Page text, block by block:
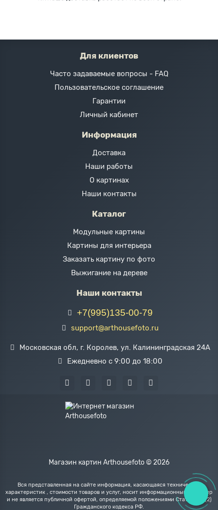
Для клиентов
Часто задаваемые вопросы - FAQ
Пользовательское соглашение
Гарантии
Личный кабинет
Информация
Доставка
Наши работы
О картинах
Наши контакты
Каталог
Модульные картины
Картины для интерьера
Заказать картину по фото
Выжигание на дереве
Наши контакты
+7(995)135-00-79
support@arthousefoto.ru
Московская обл, г. Королев, ул. Калининградская 24А
Ежедневно с 9:00 до 18:00
Магазин картин Arthousefoto © 2026
Вся представленная на сайте информация, касающаяся технических
характеристик , стоимости товаров и услуг, носит информационный характер
и не является публичной офертой, определяемой положениями Статьи 437(2)
Гражданского кодекса РФ.